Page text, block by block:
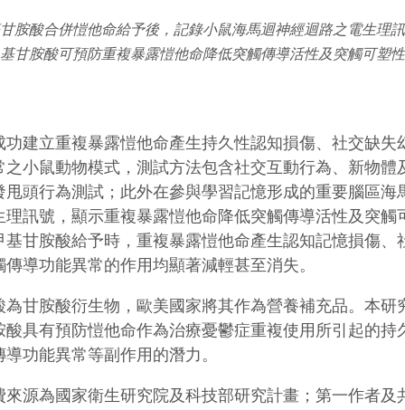
胺酸合併愷他命給予後，記錄小鼠海馬迴神經迴路之電生理
基甘胺酸可預防重複暴露愷他命降低突觸傳導活性及突觸可塑性
功建立重複暴露愷他命產生持久性認知損傷、社交缺失
之小鼠動物模式，測試方法包含社交互動行為、新物體
甩頭行為測試；此外在參與學習記憶形成的重要腦區海
理訊號，顯示重複暴露愷他命降低突觸傳導活性及突觸
基甘胺酸給予時，重複暴露愷他命產生認知記憶損傷、
導功能異常的作用均顯著減輕甚至消失。
為甘胺酸衍生物，歐美國家將其作為營養補充品。本研
酸具有預防愷他命作為治療憂鬱症重複使用所引起的持
功能異常等副作用的潛力。
來源為國家衛生研究院及科技部研究計畫；第一作者及